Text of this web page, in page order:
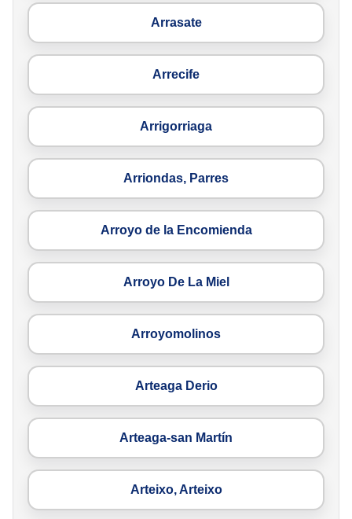
Arrasate
Arrecife
Arrigorriaga
Arriondas, Parres
Arroyo de la Encomienda
Arroyo De La Miel
Arroyomolinos
Arteaga Derio
Arteaga-san Martín
Arteixo, Arteixo